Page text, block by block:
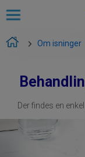
Om isninger
Der findes en